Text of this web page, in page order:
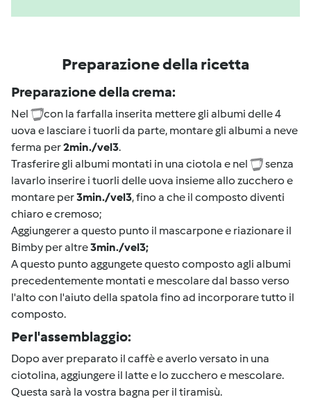
Preparazione della ricetta
Preparazione della crema:
Nel
con la farfalla inserita mettere gli albumi delle 4
uova e lasciare i tuorli da parte, montare gli albumi a neve
ferma per2min./vel3.
Trasferire gli albumi montati in una ciotola e nel
senza
lavarlo inserire i tuorli delle uova insieme allo zucchero e
montare per3min./vel3, fino a che il composto diventi
chiaro e cremoso;
Aggiungerer a questo punto il mascarpone e riazionare il
Bimby per altre3min./vel3;
A questo punto aggungete questo composto agli albumi
precedentemente montati e mescolare dal basso verso
l'alto con l'aiuto della spatola fino ad incorporare tutto il
composto.
Per l'assemblaggio:
Dopo aver preparato il caffè e averlo versato in una
ciotolina, aggiungere il latte e lo zucchero e mescolare.
Questa sarà la vostra bagna per il tiramisù.